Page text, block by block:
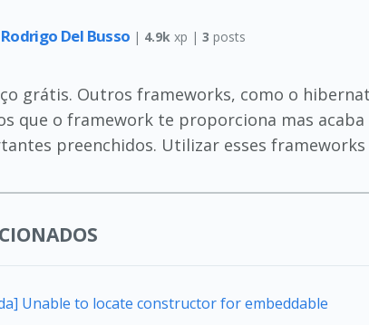
Del Busso | 4.9k xp | 3 posts
grátis. Outros frameworks, como o
que o framework te proporciona mas
preenchidos. Utilizar esses
Unable to locate constructor for embeddable